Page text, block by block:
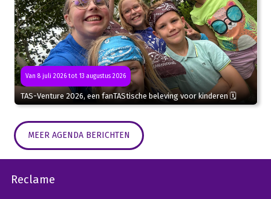
Van 8 juli 2026 tot 13 augustus 2026
TAS-Venture 2026, een fanTAStische beleving voor kinderen 🗓
MEER AGENDA BERICHTEN
Reclame